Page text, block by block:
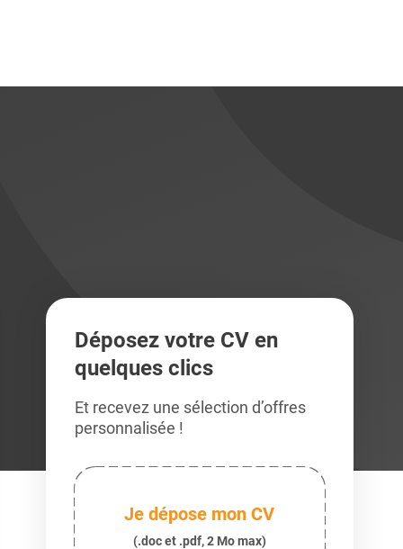
Déposez votre CV en
quelques clics
Et recevez une sélection d’offres
personnalisée !
Je dépose mon CV
(.doc et .pdf, 2 Mo max)